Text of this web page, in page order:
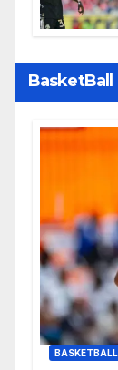
BasketBall
BASKETBALL